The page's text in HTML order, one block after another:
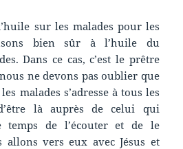
sur les malades pour les
bien sûr à l’huile du
Dans ce cas, c’est le prêtre
ne devons pas oublier que
malades s’adresse à tous les
là auprès de celui qui
temps de l’écouter et de le
allons vers eux avec Jésus et